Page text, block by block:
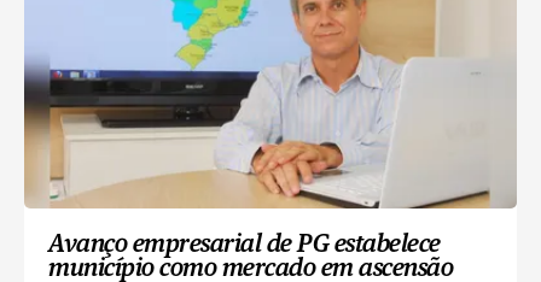
Avanço empresarial de PG estabelece
município como mercado em ascensão